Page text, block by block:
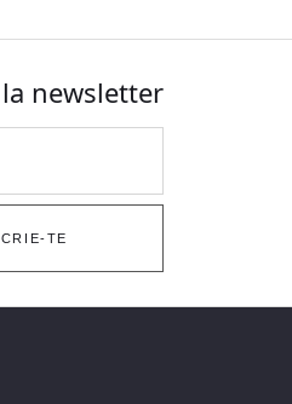
newsletter
TE